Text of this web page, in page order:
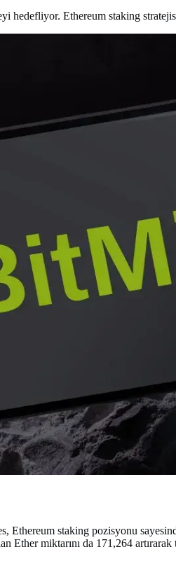
hedefliyor. Ethereum staking
Ethereum staking pozisyonu
Ether miktarını da 171,264